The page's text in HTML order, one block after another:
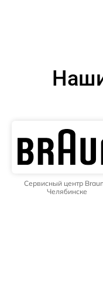
Сервисный центр
Челябинске